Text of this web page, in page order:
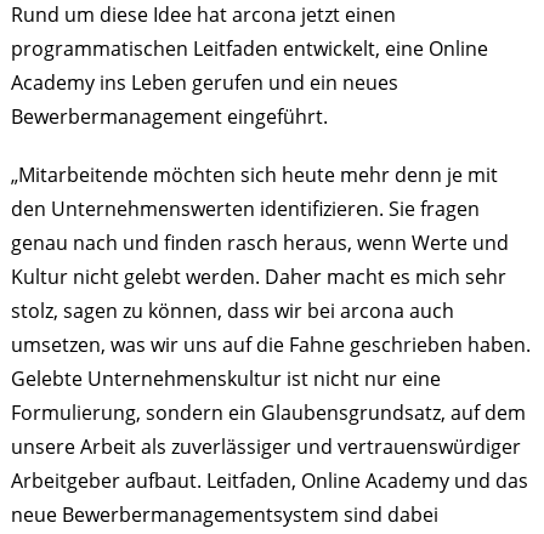
Rund um diese Idee hat arcona jetzt einen
programmatischen Leitfaden entwickelt, eine Online
Academy ins Leben gerufen und ein neues
Bewerbermanagement eingeführt.
„Mitarbeitende möchten sich heute mehr denn je mit
den Unternehmenswerten identifizieren. Sie fragen
genau nach und finden rasch heraus, wenn Werte und
Kultur nicht gelebt werden. Daher macht es mich sehr
stolz, sagen zu können, dass wir bei arcona auch
umsetzen, was wir uns auf die Fahne geschrieben haben.
Gelebte Unternehmenskultur ist nicht nur eine
Formulierung, sondern ein Glaubensgrundsatz, auf dem
unsere Arbeit als zuverlässiger und vertrauenswürdiger
Arbeitgeber aufbaut. Leitfaden, Online Academy und das
neue Bewerbermanagementsystem sind dabei